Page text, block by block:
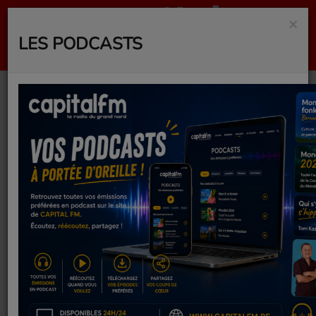
Ligue des champions:
le PSG domine le
Bayern (5 -4) dans un
match fou
×
LES PODCASTS